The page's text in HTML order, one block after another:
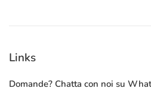
Links
Domande? Chatta con noi su